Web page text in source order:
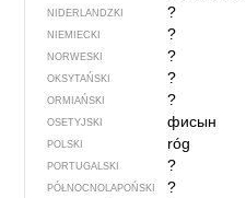
NIDERLANDZKI ?
NIEMIECKI ?
NORWESKI ?
OKSYTAŃSKI ?
ORMIAŃSKI ?
OSETYJSKI фисын
POLSKI róg
PORTUGALSKI ?
PÓŁNOCNO­LA­POŃ­SKI ?